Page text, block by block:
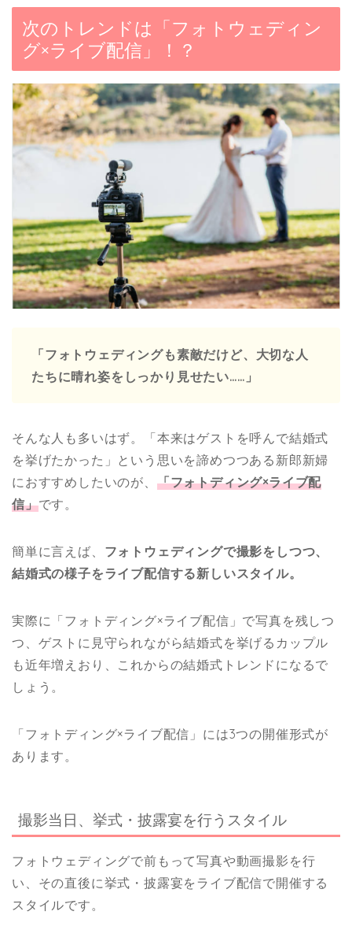
次のトレンドは「フォトウェディン
グ×ライブ配信」！？
「フォトウェディングも素敵だけど、大切な人
たちに晴れ姿をしっかり見せたい……」
そんな人も多いはず。「本来はゲストを呼んで結婚式
を挙げたかった」という思いを諦めつつある新郎新婦
におすすめしたいのが、 「フォトディング×ライブ配
信」です。
簡単に言えば、 フォトウェディングで撮影をしつつ、
結婚式の様子をライブ配信する新しいスタイル。
実際に 「フォトディング×ライブ配信」で写真を残しつ
つ、ゲストに見守られながら結婚式を挙げるカップル
も近年増えおり、これからの結婚式トレンドになるで
しょう。
「フォトディング×ライブ配信」には3つの開催形式が
あります。
撮影当日、挙式・披露宴を行うスタイル
フォトウェディングで前もって写真や動画撮影を行
い、その直後に挙式・披露宴をライブ配信で開催する
スタイルです。